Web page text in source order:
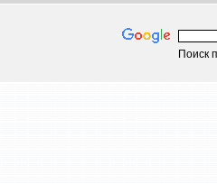
Поиск